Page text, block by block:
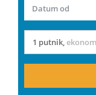
Datum od
1 putnik,